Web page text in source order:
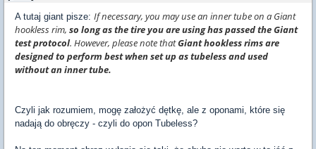
A tutaj giant pisze: If necessary, you may use an inner tube on a Giant
hookless rim, so long as the tire you are using has passed the Giant
test protocol. However, please note thatGiant hookless rims are
designed to perform best when set up as tubeless and used
without an inner tube.
Czyli jak rozumiem, mogę założyć dętkę, ale z oponami, które się
nadają do obręczy - czyli do opon Tubeless?